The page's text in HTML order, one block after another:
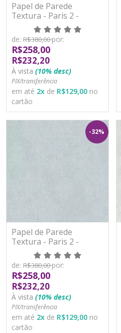
Papel de Parede
Textura - Paris 2 -
PA101502R - Vinílico -
TNT
de: R$380,00por:
R$258,00
R$232,20
À vista (10% desc)
PIX/transferência
em até 2x de R$129,00 no
cartão
-32%
Papel de Parede
Textura - Paris 2 -
PA101504R - Vinílico -
TNT
de: R$380,00por:
R$258,00
R$232,20
À vista (10% desc)
PIX/transferência
em até 2x de R$129,00 no
cartão